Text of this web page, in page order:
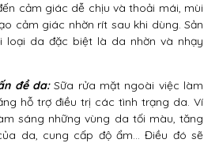
cảm giác dễ chịu và thoải mái, mùi
cảm giác nhờn rít sau khi dùng. Sản
loại da đặc biệt là da nhờn và nhạy
đề da:Sữa rửa mặt ngoài việc làm
hỗ trợ điều trị các tình trạng da. Ví
sáng những vùng da tối màu, tăng
da, cung cấp độ ẩm… Điều đó sẽ